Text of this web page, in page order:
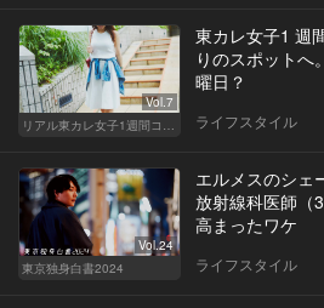
Vol.7
リアル東カレ女子1週間コーデ
東カレ女子1 週
りのスポットへ
曜日？
ライフスタイル
Vol.24
東京独身白書2024
エルメスのシェ
放射線科医師（
高まったワケ
ライフスタイル